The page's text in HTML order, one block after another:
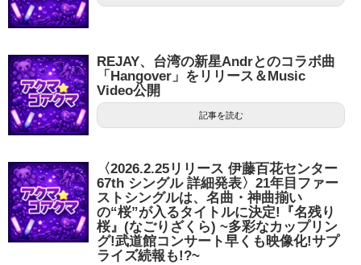
REJAY、台湾の新星Andrとのコラボ曲
「Hangover」をリリース＆Music
Video公開
記事を読む
〈2026.2.25リリース 伊藤百花センター
67th シングル 詳細発表〉21年目ファー
ストシングルは、名曲・神曲揃い
の“桜”が入るタイトルに決定!『名残り
桜』(なごりざくら) ~多彩なカップリン
グ!武道館コンサート早くも映像化!サプ
ライズ続報も!?~